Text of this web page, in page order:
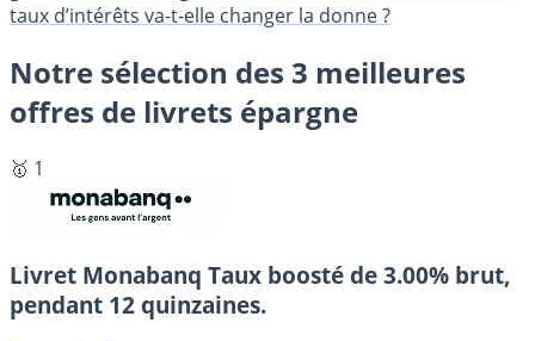
taux d’intérêts va-t-elle changer la donne ?
Notre sélection des 3 meilleures
offres de livrets épargne
🥇 1
Livret Monabanq Taux boosté de 3.00% brut,
pendant 12 quinzaines.